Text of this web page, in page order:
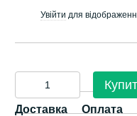
Увійти для
Доставка Оплата